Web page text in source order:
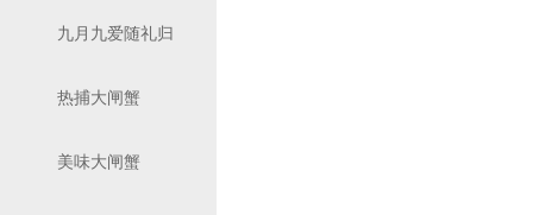
九月九爱随礼归
热捕大闸蟹
美味大闸蟹